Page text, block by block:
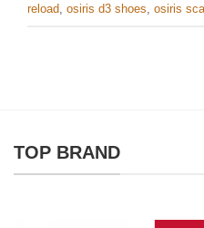
reload osiris d3 shoes osiris
TOP BRAND